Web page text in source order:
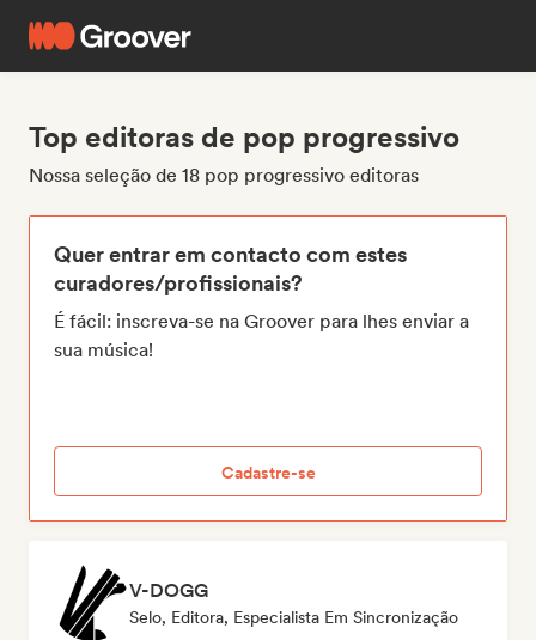
Top editoras de pop progressivo
Nossa seleção de 18 pop progressivo editoras
Quer entrar em contacto com estes
curadores/profissionais?
É fácil: inscreva-se na Groover para lhes enviar a
sua música!
Cadastre-se
V-DOGG
Selo, Editora, Especialista Em Sincronização